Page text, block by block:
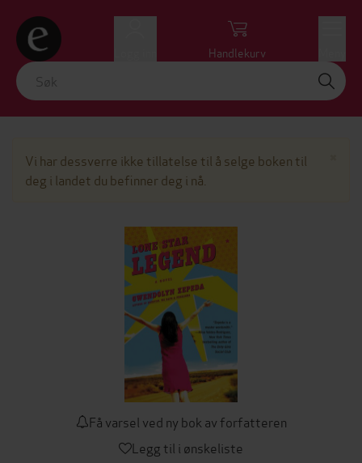
Handlekurv
Vi har dessverre ikke tillatelse til å selge boken til
deg i landet du befinner deg i nå.
Få varsel ved ny bok av forfatteren
Legg til i ønskeliste